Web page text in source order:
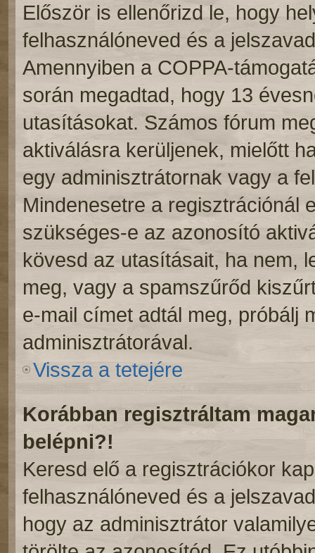
Először is ellenőrizd le, hogy
felhasználóneved és a
Amennyiben a COPPA-
során megadtad, hogy 13
utasításokat. Számos fórum
aktiválásra kerüljenek, mielőtt
egy adminisztrátornak vagy a
Mindenesetre a regisztrációnál
szükséges-e az azonosító
kövesd az utasításait, ha nem,
meg, vagy a spamszűrőd
e-mail címet adtál meg, próbálj
adminisztrátorával.
Vissza a tetejére
Korábban regisztráltam
belépni?!
Keresd elő a regisztrációkor
felhasználóneved és a
hogy az adminisztrátor